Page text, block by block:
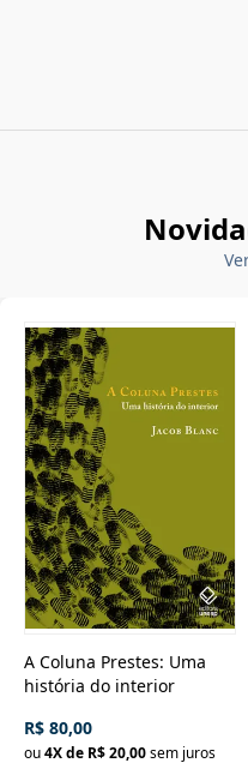
A Coluna Prestes: Uma
história do interior
R$ 80,00
ou4X de R$ 20,00sem juros